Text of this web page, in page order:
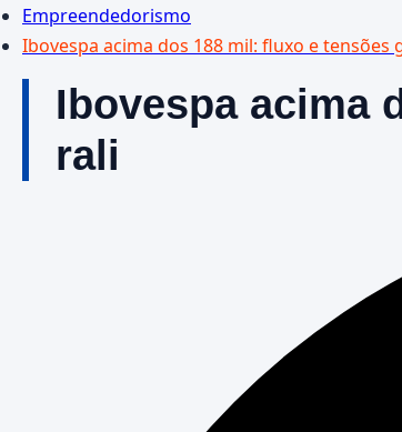
Empreendedorismo
Ibovespa acima dos 188 mil: fluxo e tensões
Ibovespa acima
rali